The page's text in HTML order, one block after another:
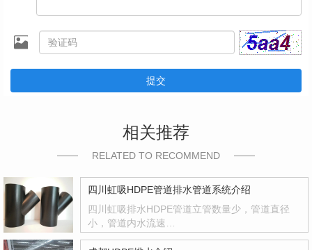
提交
相关推荐
RELATED TO RECOMMEND
四川虹吸HDPE管道排水管道系统介绍
四川虹吸排水HDPE管道立管数量少，管道直径
小，管道内水流速…